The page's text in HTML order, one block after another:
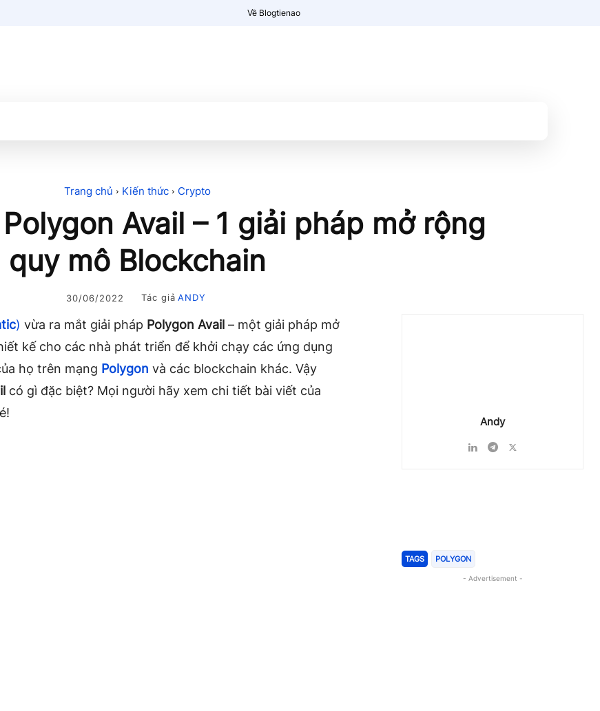
Về Blogtienao
Trang chủ Kiến thức Crypto
Avail – 1 giải pháp mở rộng
quy mô Blockchain
30/06/2022 Tác giả ANDY
) vừa ra mắt giải pháp Polygon Avail – một giải pháp mở
kế cho các nhà phát triển để khởi chạy các ứng dụng
họ trên mạng Polygon và các blockchain khác. Vậy
có gì đặc biệt? Mọi người hãy xem chi tiết bài viết của
Andy
TAGS POLYGON
- Advertisement -